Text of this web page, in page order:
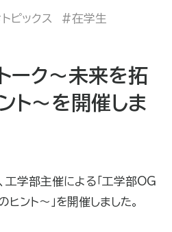
トピックス 在学生
ーク～未来を拓
ト～を開催しま
学部主催による「工学部OG
ント～」を開催しました。